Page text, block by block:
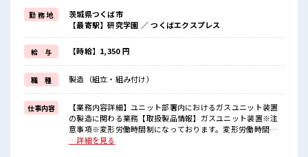
残業は月20時間以上あります♪
≪ヘアカラーOKで自由な雰囲気の職場≫
明るすぎたり奇抜でなければ基本的に自由！
(規定有)≪機能的な制服アリ≫
制服があるので、
毎日の服装の悩み解消♪
≪未経験でも活躍できる≫
新しいことにチャレンジするのは不安だけど、
しっかり働く環境が整っています！
イチからスキルUP・ステップUP目指していきましょう！
■職場の雰囲気
女性が多い職場ですが男女は問いません！
勤 務 地
茨城県つくば市
【最寄駅】研究学園 ／ つくばエクスプレス
給 与 【時給】1,350 円
職 種 製造（組立・組み付け）
仕事内容
【業務内容詳細】ユニット部署内におけるガスユニット装置
の製造に関わる業務【取扱製品情報】ガスユニット装置※注
意事項※変形労働時間制になっております。変形労働時間制
とは、年間1920時間の所定時間があり、1週間(月～日)で48時
…詳細を見る